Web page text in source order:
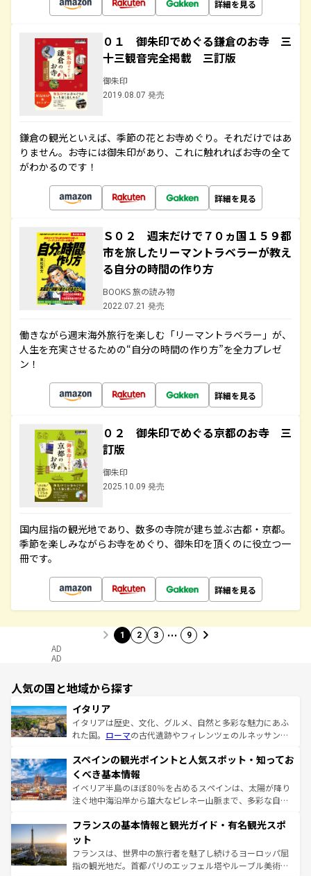
詳細を見る
０１ 御朱印でめぐる鎌倉のお寺 三
十三観音完全掲載 三訂版
御朱印
2019.08.07 発売
鎌倉の観光といえば、季節の花とお寺めぐり。それだけではあ
りません。お寺には御朱印があり、これに触れればお寺の全て
がわかるのです！
詳細を見る
Ｓ０２ 週末だけで７０ヵ国１５９都
市を旅したリーマントラベラーが教え
る自分の時間の作り方
BOOKS 旅の読み物
2022.07.21 発売
働きながら週末海外旅行を楽しむ「リーマントラベラー」が、
人生を充実させるための“自分の時間の作り方”を全力プレゼ
ン！
詳細を見る
０２ 御朱印でめぐる京都のお寺 三
訂版
御朱印
2025.10.09 発売
国内屈指の観光地であり、数多の寺院が建ち並ぶ古都・京都。
季節を楽しみながらお寺をめぐり、御朱印を頂くのに役立つ一
冊です。
詳細を見る
1 2 3 … 9
AD
AD
人気の国と地域から探す
イタリア
イタリアは歴史、文化、グルメ、自然と多彩な魅力にあふ
れた国。 ローマの古代遺跡やフィレンツェのルネッサンス
ろん、トスカーナの美しい田園風景やアマルフィ海岸の絶
景など、自然景観も見逃せない。観光の合間には、本場の
ピザやパスタなど、絶品のイタリア料理を堪能することも
できる。朝目覚めてから夜眠るまで、すべての瞬間を楽し
なお、新着のイタリア情報はコンテンツ一覧を参照してほ
しい。
スペインの観光ポイントと人気スポット・知ってお
くべき基本情報
イベリア半島のほぼ80％を占めるスペインは、太陽が降り
注ぐ地中海沿岸から雄大なピレネー山脈まで、多彩な自然
文化が根付くこの国では、情熱的なフラメンコ、熱気あふ
れる闘牛、そして美味しいタパスが生活の一部となってい
る。首都マドリードの洗練された雰囲気や、バルセロナの
アートに溢れた街角から、地方では古代ローマ遺跡や中世
フランスの基本情報と観光ガイド・有名観光スポ
ット
フランスは、世界中の旅行者を魅了し続けるヨーロッパ屈
指の観光地だ。首都パリのエッフェル塔やルーブル美術館